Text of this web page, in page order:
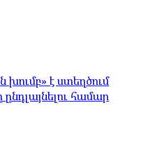
է ստեղծում
ընդլայնելու համար